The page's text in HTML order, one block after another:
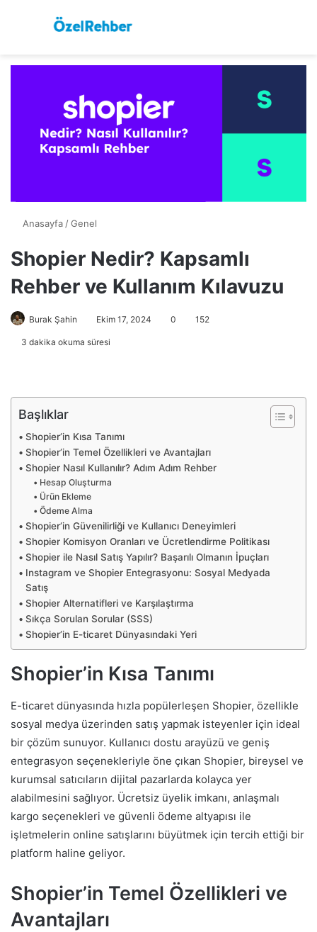
Menü
Anasayfa/Genel
Shopier Nedir? Kapsamlı
Rehber ve Kullanım Kılavuzu
Burak Şahin Ekim 17, 2024 0 152
3 dakika okuma süresi
Başlıklar
Shopier’in Kısa Tanımı
Shopier’in Temel Özellikleri ve Avantajları
Shopier Nasıl Kullanılır? Adım Adım Rehber
Hesap Oluşturma
Ürün Ekleme
Ödeme Alma
Shopier’in Güvenilirliği ve Kullanıcı Deneyimleri
Shopier Komisyon Oranları ve Ücretlendirme Politikası
Shopier ile Nasıl Satış Yapılır? Başarılı Olmanın İpuçları
Instagram ve Shopier Entegrasyonu: Sosyal Medyada
Satış
Shopier Alternatifleri ve Karşılaştırma
Sıkça Sorulan Sorular (SSS)
Shopier’in E-ticaret Dünyasındaki Yeri
Shopier’in Kısa Tanımı
E-ticaret dünyasında hızla popülerleşen Shopier, özellikle
sosyal medya üzerinden satış yapmak isteyenler için ideal
bir çözüm sunuyor. Kullanıcı dostu arayüzü ve geniş
entegrasyon seçenekleriyle öne çıkan Shopier, bireysel ve
kurumsal satıcıların dijital pazarlarda kolayca yer
alabilmesini sağlıyor. Ücretsiz üyelik imkanı, anlaşmalı
kargo seçenekleri ve güvenli ödeme altyapısı ile
işletmelerin online satışlarını büyütmek için tercih ettiği bir
platform haline geliyor.
Shopier’in Temel Özellikleri ve
Avantajları